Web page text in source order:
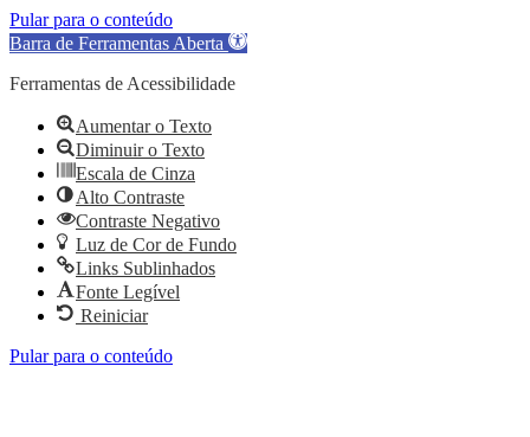
Pular para o conteúdo
Barra de Ferramentas Aberta
Ferramentas de Acessibilidade
Aumentar o Texto
Diminuir o Texto
Escala de Cinza
Alto Contraste
Contraste Negativo
Luz de Cor de Fundo
Links Sublinhados
Fonte Legível
Reiniciar
Pular para o conteúdo